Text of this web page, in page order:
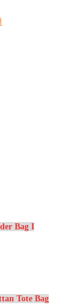
Bag I
Tote Bag